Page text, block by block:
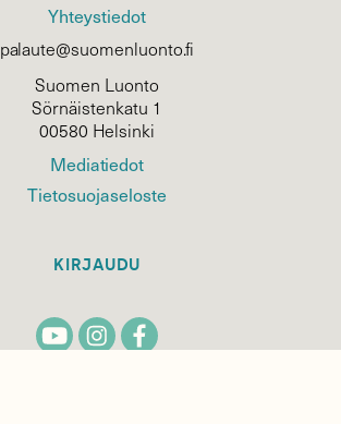
Yhteystiedot
palaute@suomenluonto.fi
Suomen Luonto
Sörnäistenkatu 1
00580 Helsinki
Mediatiedot
Tietosuojaseloste
KIRJAUDU